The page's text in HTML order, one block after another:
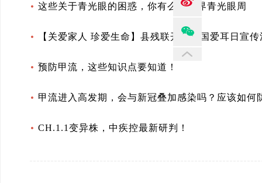
这些关于青光眼的困惑，你有么｜世界青光眼周
【关爱家人 珍爱生命】县残联开展全国爱耳日宣传
预防甲流，这些知识点要知道！
甲流进入高发期，会与新冠叠加感染吗？应该如何
CH.1.1变异株，中疾控最新研判！